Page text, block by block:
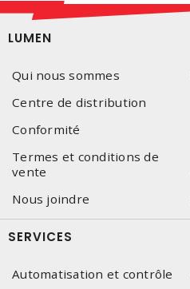
LUMEN
Qui nous sommes
Centre de distribution
Conformité
Termes et conditions de
vente
Nous joindre
SERVICES
Automatisation et contrôle